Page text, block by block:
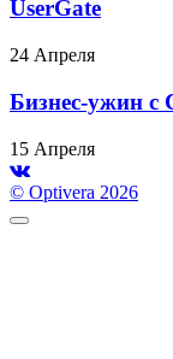
UserGate
24 Апреля
Бизнес-ужин с
15 Апреля
© Optivera 2026